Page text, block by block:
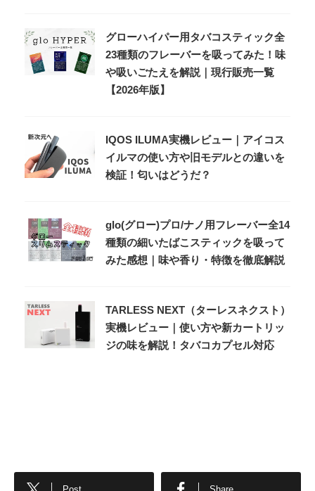
グローハイパー用タバコスティック全
23種類のフレーバーを吸ってみた！味
や吸いごたえを解説｜現行販売一覧
【2026年版】
IQOS ILUMA実機レビュー｜アイコス
イルマの使い方や旧モデルとの違いを
検証！匂いはどうだ？
glo(グロー)プロ/ナノ用フレーバー全14
種類の細いたばこスティックを吸って
みた感想｜味や香り・特徴を徹底解説
TARLESS NEXT（ターレスネクスト）
実機レビュー｜使い方や新カートリッ
ジの味を解説！タバコカプセル対応